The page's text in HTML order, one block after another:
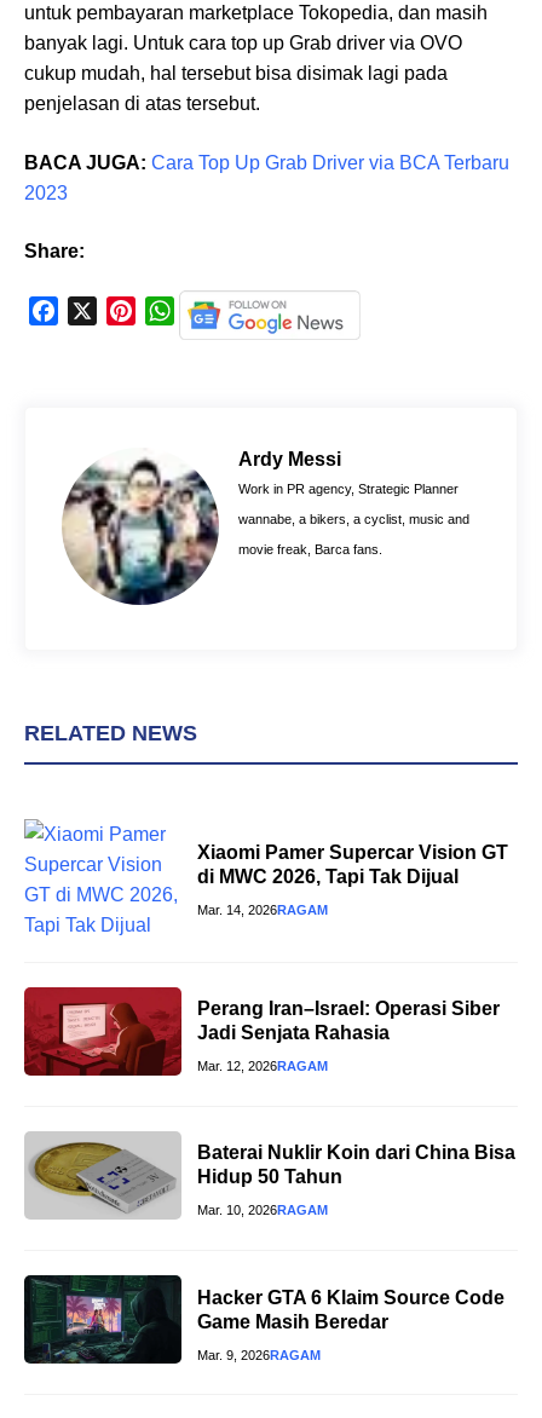
untuk pembayaran marketplace Tokopedia, dan masih
banyak lagi. Untuk cara top up Grab driver via OVO
cukup mudah, hal tersebut bisa disimak lagi pada
penjelasan di atas tersebut.
BACA JUGA: Cara Top Up Grab Driver via BCA Terbaru
2023
Share:
k
r
e
s
W
h
p
p
Ardy Messi
Work in PR agency, Strategic Planner
wannabe, a bikers, a cyclist, music and
movie freak, Barca fans.
RELATED NEWS
Xiaomi Pamer Supercar Vision GT
di MWC 2026, Tapi Tak Dijual
Mar. 14, 2026RAGAM
Perang Iran–Israel: Operasi Siber
Jadi Senjata Rahasia
Mar. 12, 2026RAGAM
Baterai Nuklir Koin dari China Bisa
Hidup 50 Tahun
Mar. 10, 2026RAGAM
Hacker GTA 6 Klaim Source Code
Game Masih Beredar
Mar. 9, 2026RAGAM